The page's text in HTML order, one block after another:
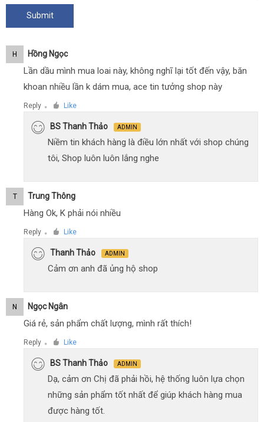
H Hồng Ngọc
Lần dầu mình mua loai này, không nghĩ lại tốt đến vậy, băn
khoan nhiều lần k dám mua, ace tin tưởng shop này
Reply ● Like
BS Thanh Thảo ADMIN
Niềm tin khách hàng là điều lớn nhất với shop chúng
tôi, Shop luôn luôn lắng nghe
T Trung Thông
Hàng Ok, K phải nói nhiều
Reply ● Like
Thanh Thảo ADMIN
Cảm ơn anh đã ủng hộ shop
N Ngọc Ngân
Giá rẻ, sản phẩm chất lượng, mình rất thích!
Reply ● Like
BS Thanh Thảo ADMIN
Dạ, cảm ơn Chị đã phải hồi, hệ thống luôn lựa chọn
những sản phẩm tốt nhất để giúp khách hàng mua
được hàng tốt.